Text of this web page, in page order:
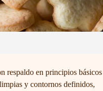
respaldo en principios básicos
y contornos definidos,